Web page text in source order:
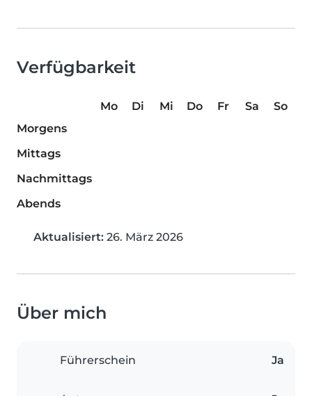
Verfügbarkeit
Mo Di Mi Do Fr Sa
So
Morgens
Mittags
Nachmittags
Abends
Aktualisiert: 26. März 2026
Über mich
Führerschein Ja